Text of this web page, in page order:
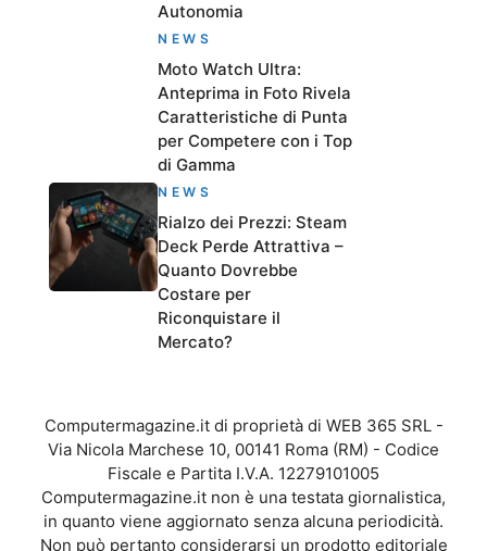
Autonomia
NEWS
Moto Watch Ultra:
Anteprima in Foto Rivela
Caratteristiche di Punta
per Competere con i Top
di Gamma
NEWS
Rialzo dei Prezzi: Steam
Deck Perde Attrattiva –
Quanto Dovrebbe
Costare per
Riconquistare il
Mercato?
Computermagazine.it di proprietà di WEB 365 SRL -
Via Nicola Marchese 10, 00141 Roma (RM) - Codice
Fiscale e Partita I.V.A. 12279101005
Computermagazine.it non è una testata giornalistica,
in quanto viene aggiornato senza alcuna periodicità.
Non può pertanto considerarsi un prodotto editoriale